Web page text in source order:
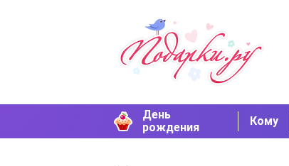
День
рождения
Кому